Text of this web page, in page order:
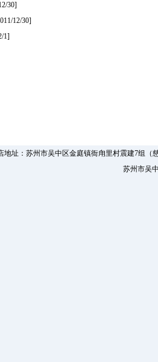
30]
12/30]
1]
地址：苏州市吴中区金庭镇衙甪里村震建7组
苏州市吴中